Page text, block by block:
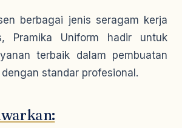
berbagai jenis seragam kerja
Pramika Uniform hadir untuk
terbaik dalam pembuatan
standar profesional.